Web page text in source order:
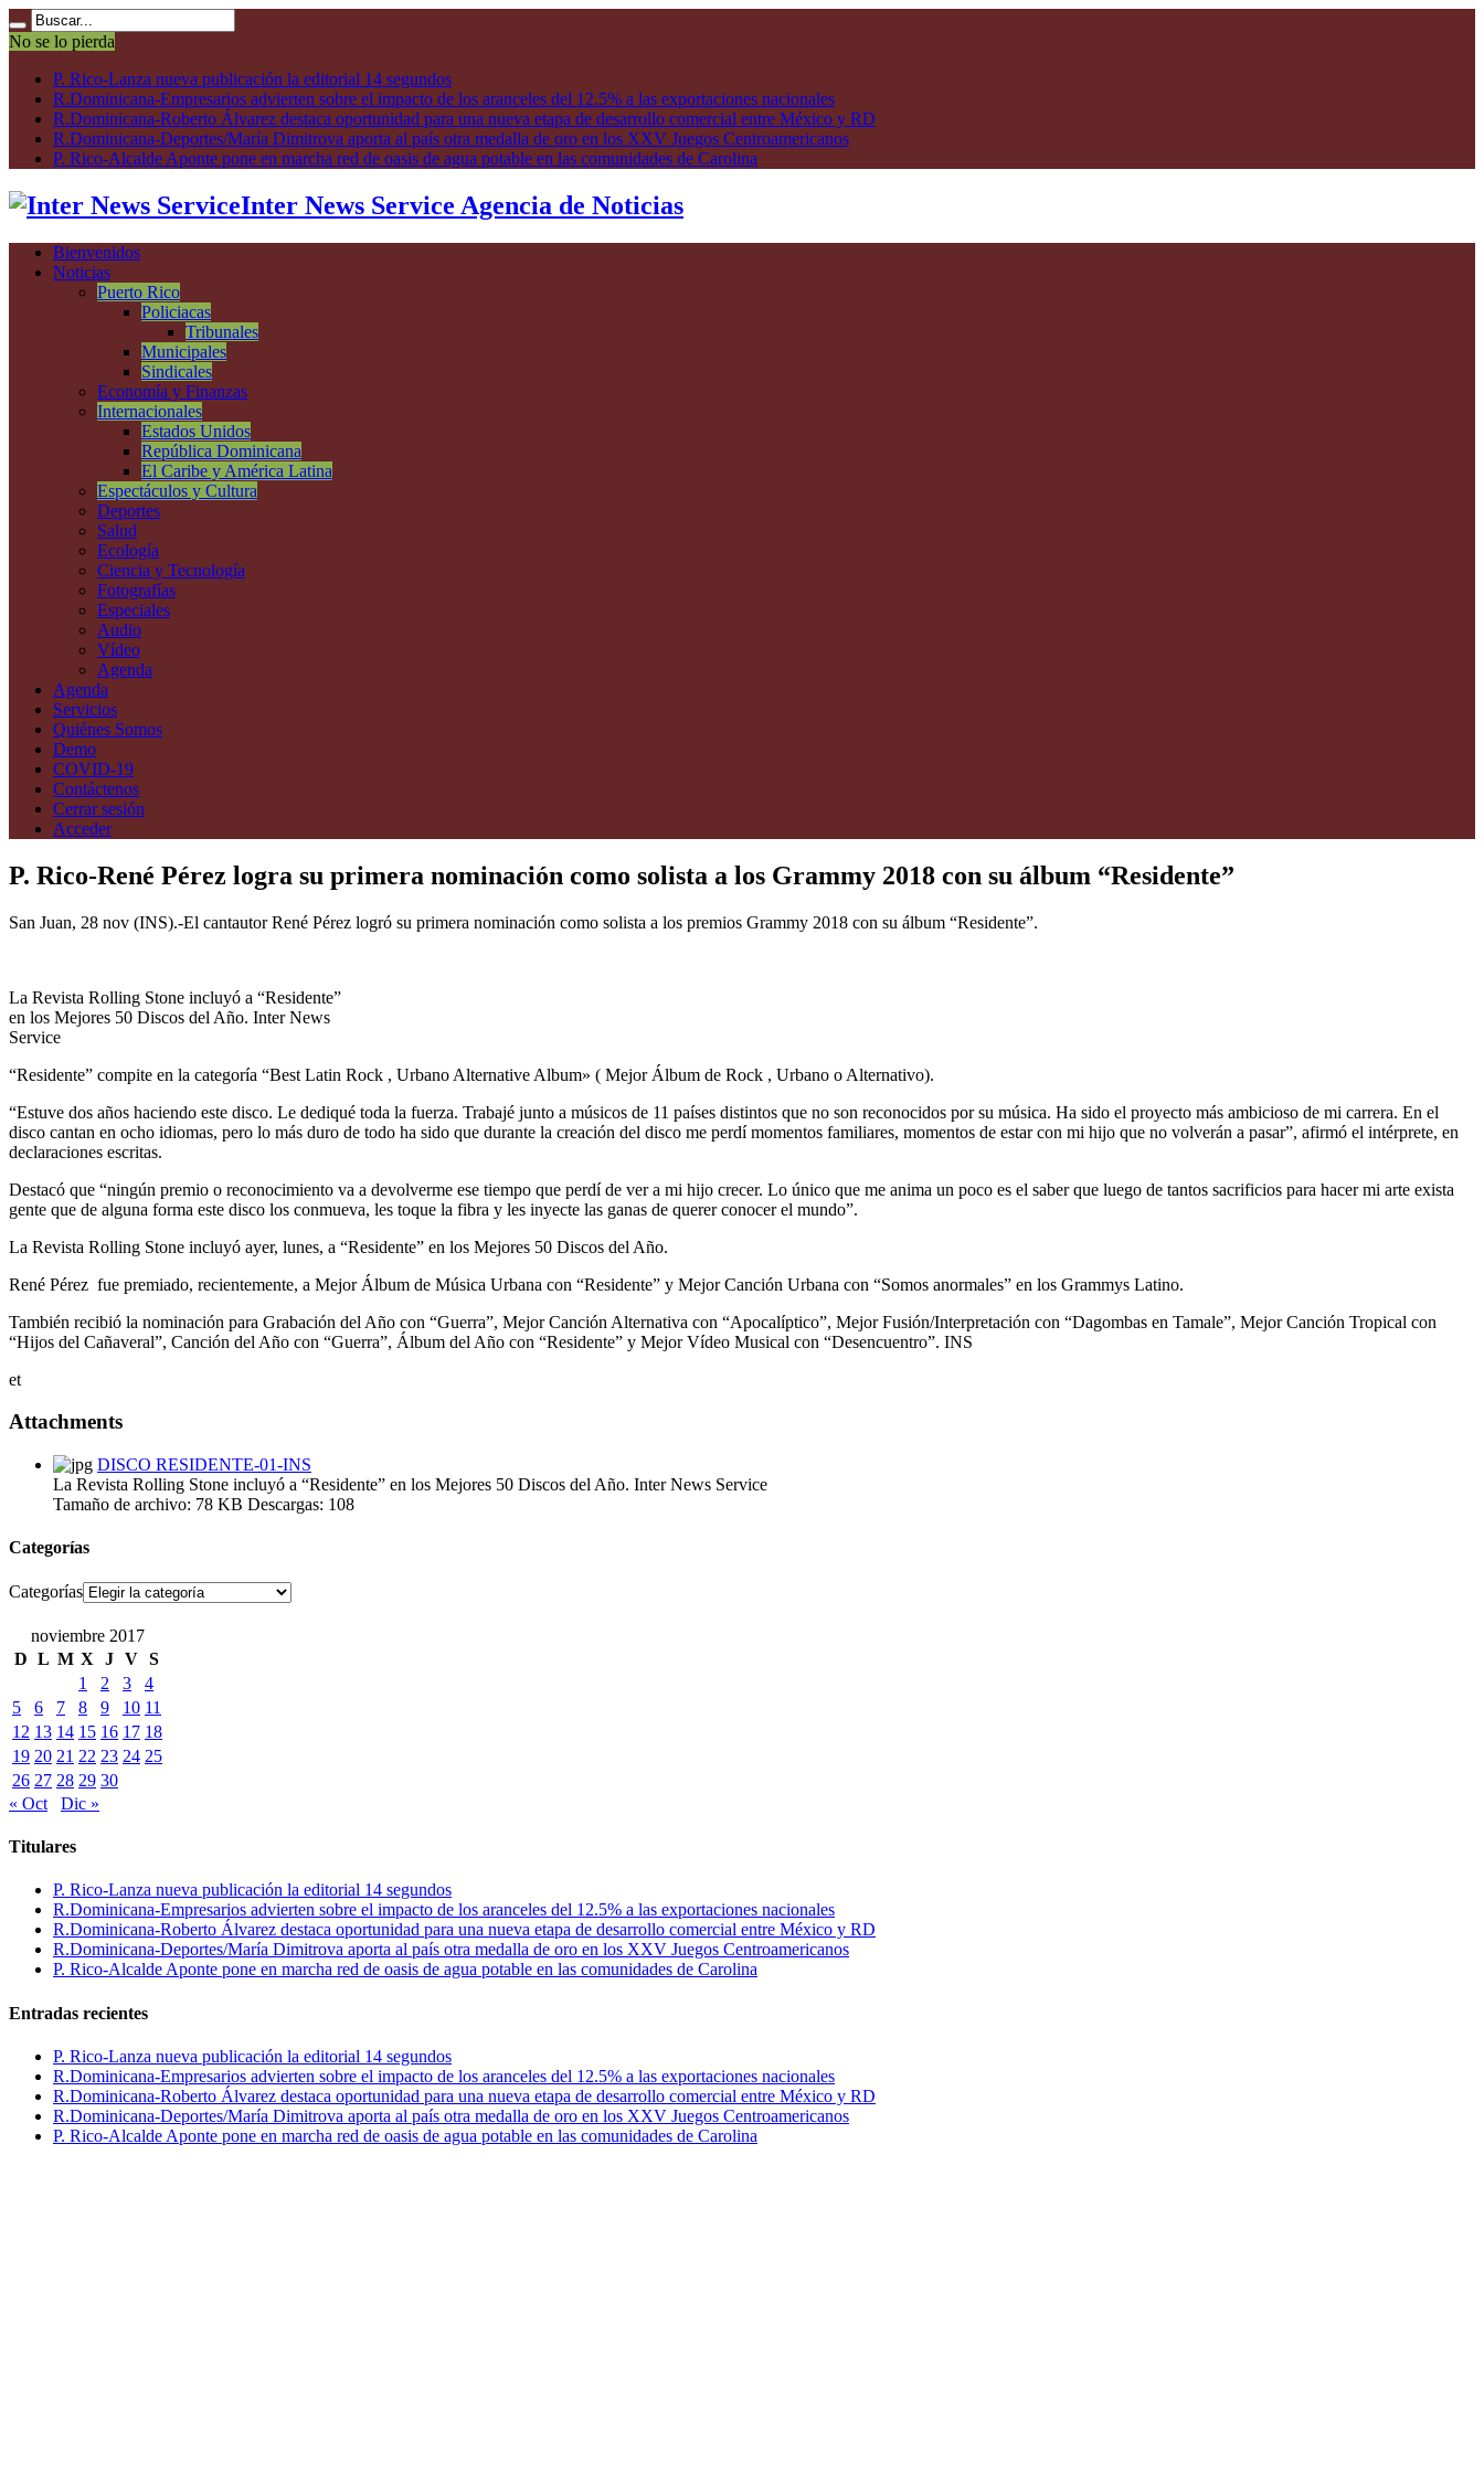
No se lo pierda
P. Rico-Lanza nueva publicación la editorial 14 segundos
R.Dominicana-Empresarios advierten sobre el impacto de los aranceles del 12.5% a las exportaciones nacionales
R.Dominicana-Roberto Álvarez destaca oportunidad para una nueva etapa de desarrollo comercial entre México y RD
R.Dominicana-Deportes/María Dimitrova aporta al país otra medalla de oro en los XXV Juegos Centroamericanos
P. Rico-Alcalde Aponte pone en marcha red de oasis de agua potable en las comunidades de Carolina
Inter News Service Agencia de Noticias
Bienvenidos
Noticias
Puerto Rico
Policiacas
Tribunales
Municipales
Sindicales
Economía y Finanzas
Internacionales
Estados Unidos
República Dominicana
El Caribe y América Latina
Espectáculos y Cultura
Deportes
Salud
Ecología
Ciencia y Tecnología
Fotografías
Especiales
Audio
Vídeo
Agenda
Agenda
Servicios
Quiénes Somos
Demo
COVID-19
Contáctenos
Cerrar sesión
Acceder
P. Rico-René Pérez logra su primera nominación como solista a los Grammy 2018 con su álbum “Residente”
San Juan, 28 nov (INS).-El cantautor René Pérez logró su primera nominación como solista a los premios Grammy 2018 con su álbum “Residente”.
La Revista Rolling Stone incluyó a “Residente”
en los Mejores 50 Discos del Año. Inter News
Service
“Residente” compite en la categoría “Best Latin Rock , Urbano Alternative Album» ( Mejor Álbum de Rock , Urbano o Alternativo).
“Estuve dos años haciendo este disco. Le dediqué toda la fuerza. Trabajé junto a músicos de 11 países distintos que no son reconocidos por su música. Ha sido el proyecto más ambicioso de mi carrera. En el
disco cantan en ocho idiomas, pero lo más duro de todo ha sido que durante la creación del disco me perdí momentos familiares, momentos de estar con mi hijo que no volverán a pasar”, afirmó el intérprete, en
declaraciones escritas.
Destacó que “ningún premio o reconocimiento va a devolverme ese tiempo que perdí de ver a mi hijo crecer. Lo único que me anima un poco es el saber que luego de tantos sacrificios para hacer mi arte exista
gente que de alguna forma este disco los conmueva, les toque la fibra y les inyecte las ganas de querer conocer el mundo”.
La Revista Rolling Stone incluyó ayer, lunes, a “Residente” en los Mejores 50 Discos del Año.
René Pérez fue premiado, recientemente, a Mejor Álbum de Música Urbana con “Residente” y Mejor Canción Urbana con “Somos anormales” en los Grammys Latino.
También recibió la nominación para Grabación del Año con “Guerra”, Mejor Canción Alternativa con “Apocalíptico”, Mejor Fusión/Interpretación con “Dagombas en Tamale”, Mejor Canción Tropical con
“Hijos del Cañaveral”, Canción del Año con “Guerra”, Álbum del Año con “Residente” y Mejor Vídeo Musical con “Desencuentro”. INS
et
Attachments
DISCO RESIDENTE-01-INS
La Revista Rolling Stone incluyó a “Residente” en los Mejores 50 Discos del Año. Inter News Service
Tamaño de archivo: 78 KB Descargas: 108
Categorías
Categorías
noviembre 2017
D L M X J V S
1
2 3
4
5
6 7 8 9 10 11
12 13 14 15 16 17 18
19 20 21 22 23 24 25
26 27 28 29 30
« Oct
Dic »
Titulares
P. Rico-Lanza nueva publicación la editorial 14 segundos
R.Dominicana-Empresarios advierten sobre el impacto de los aranceles del 12.5% a las exportaciones nacionales
R.Dominicana-Roberto Álvarez destaca oportunidad para una nueva etapa de desarrollo comercial entre México y RD
R.Dominicana-Deportes/María Dimitrova aporta al país otra medalla de oro en los XXV Juegos Centroamericanos
P. Rico-Alcalde Aponte pone en marcha red de oasis de agua potable en las comunidades de Carolina
Entradas recientes
P. Rico-Lanza nueva publicación la editorial 14 segundos
R.Dominicana-Empresarios advierten sobre el impacto de los aranceles del 12.5% a las exportaciones nacionales
R.Dominicana-Roberto Álvarez destaca oportunidad para una nueva etapa de desarrollo comercial entre México y RD
R.Dominicana-Deportes/María Dimitrova aporta al país otra medalla de oro en los XXV Juegos Centroamericanos
P. Rico-Alcalde Aponte pone en marcha red de oasis de agua potable en las comunidades de Carolina